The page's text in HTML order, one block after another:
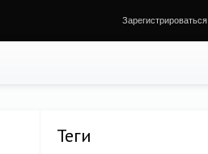
Зарегистрироваться
Теги